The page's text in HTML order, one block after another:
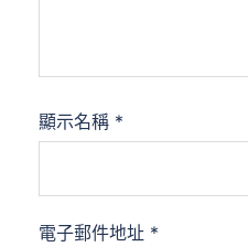
顯示名稱 *
電子郵件地址 *